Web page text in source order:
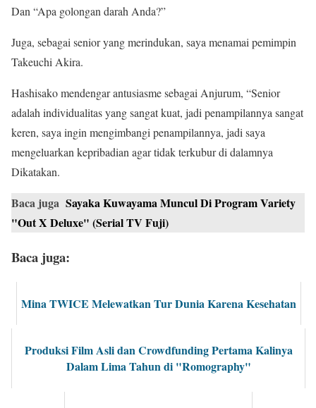
Dan “Apa golongan darah Anda?”
Juga, sebagai senior yang merindukan, saya menamai pemimpin
Takeuchi Akira.
Hashisako mendengar antusiasme sebagai Anjurum, “Senior
adalah individualitas yang sangat kuat, jadi penampilannya sangat
keren, saya ingin mengimbangi penampilannya, jadi saya
mengeluarkan kepribadian agar tidak terkubur di dalamnya
Dikatakan.
Baca juga Sayaka Kuwayama Muncul Di Program Variety
"Out X Deluxe" (Serial TV Fuji)
Baca juga:
Mina TWICE Melewatkan Tur Dunia Karena Kesehatan
Produksi Film Asli dan Crowdfunding Pertama Kalinya
Dalam Lima Tahun di "Romography"